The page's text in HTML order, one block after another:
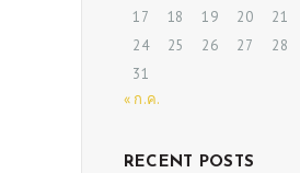
BEAUTY TIPS
PATIENT REVIEWS
PRE & POST CAUTIONS
17
18 19 20 21
24
25 26 27 28
31
« ก.ค.
RECENT POSTS